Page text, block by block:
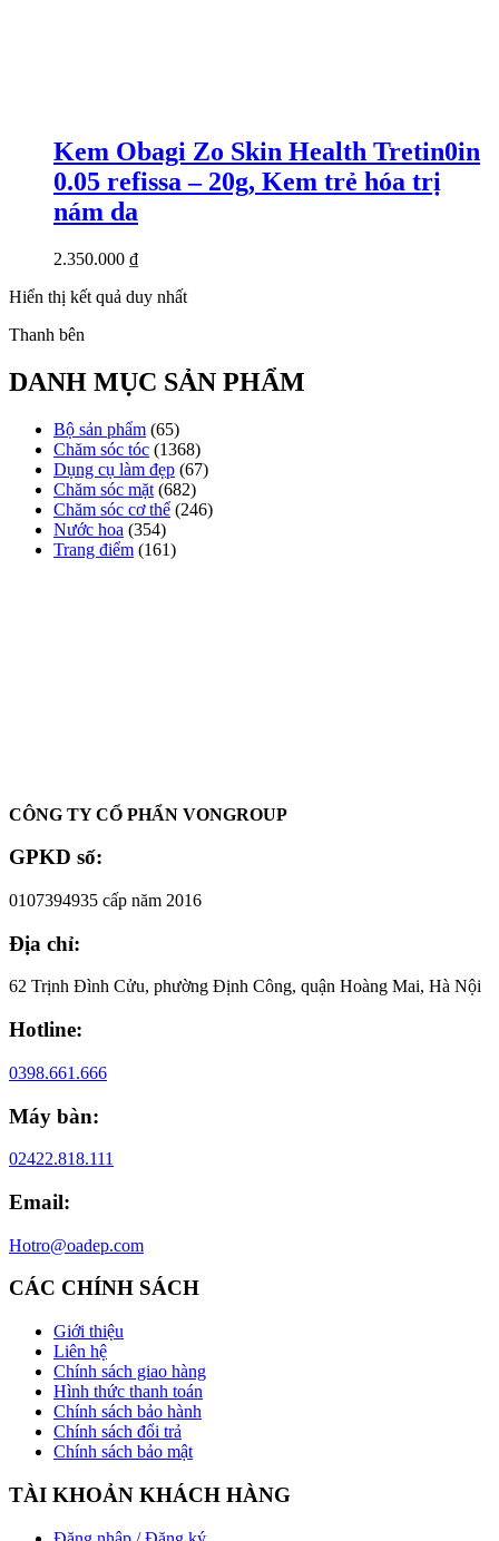
Kem Obagi Zo Skin Health Tretin0in
0.05 refissa – 20g, Kem trẻ hóa trị
nám da
2.350.000 ₫
Hiển thị kết quả duy nhất
Thanh bên
DANH MỤC SẢN PHẨM
Bộ sản phẩm (65)
Chăm sóc tóc (1368)
Dụng cụ làm đẹp (67)
Chăm sóc mặt (682)
Chăm sóc cơ thể (246)
Nước hoa (354)
Trang điểm (161)
CÔNG TY CỔ PHẨN VONGROUP
GPKD số:
0107394935 cấp năm 2016
Địa chỉ:
62 Trịnh Đình Cửu, phường Định Công, quận Hoàng Mai, Hà Nội
Hotline:
0398.661.666
Máy bàn:
02422.818.111
Email:
Hotro@oadep.com
CÁC CHÍNH SÁCH
Giới thiệu
Liên hệ
Chính sách giao hàng
Hình thức thanh toán
Chính sách bảo hành
Chính sách đổi trả
Chính sách bảo mật
TÀI KHOẢN KHÁCH HÀNG